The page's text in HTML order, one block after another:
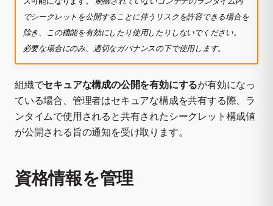
でシークレットを公開することに伴うリスクを許容できる場合を
除き、この機能を有効にしたり使用したりしないでください。
必要な場合にのみ、適切なガバナンスの下で使用します。
組織でセキュアな構成の公開を有効にするが有効になっ
ている場合、管理者はセキュアな構成を共有する際、ラ
ンタイムで使用されると共有されたシークレット構成値
が公開される旨の通知を受け取ります。
資格情報を管理